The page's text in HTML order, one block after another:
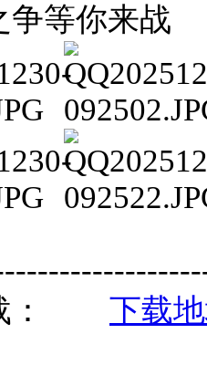
争等你来战
载： 下载